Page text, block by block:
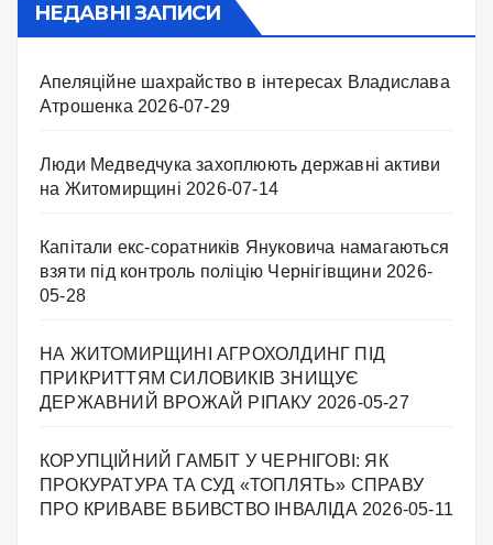
НЕДАВНІ ЗАПИСИ
Апеляційне шахрайство в інтересах Владислава
Атрошенка 2026-07-29
Люди Медведчука захоплюють державні активи
на Житомирщині 2026-07-14
Капітали екс-соратників Януковича намагаються
взяти під контроль поліцію Чернігівщини 2026-
05-28
НА ЖИТОМИРЩИНІ АГРОХОЛДИНГ ПІД
ПРИКРИТТЯМ СИЛОВИКІВ ЗНИЩУЄ
ДЕРЖАВНИЙ ВРОЖАЙ РІПАКУ ​ 2026-05-27
КОРУПЦІЙНИЙ ГАМБІТ У ЧЕРНІГОВІ: ЯК
ПРОКУРАТУРА ТА СУД «ТОПЛЯТЬ» СПРАВУ
ПРО КРИВАВЕ ВБИВСТВО ІНВАЛІДА 2026-05-11